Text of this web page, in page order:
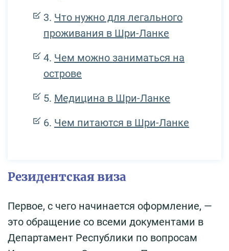
Что нужно для легального
проживания в Шри-Ланке
Чем можно заниматься на
острове
Медицина в Шри-Ланке
Чем питаются в Шри-Ланке
Резидентская виза
Первое, с чего начинается оформление, —
это обращение со всеми документами в
Департамент Республики по вопросам